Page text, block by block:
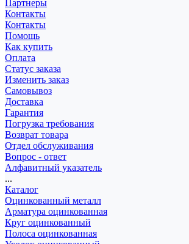
Партнеры
Контакты
Контакты
Помощь
Как купить
Оплата
Статус заказа
Изменить заказ
Самовывоз
Доставка
Гарантия
Погрузка требования
Возврат товара
Отдел обслуживания
Вопрос - ответ
Алфавитный указатель
...
Каталог
Оцинкованный металл
Арматура оцинкованная
Круг оцинкованный
Полоса оцинкованная